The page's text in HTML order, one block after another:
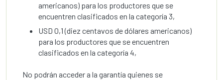
americanos) para los productores que se
encuentren clasificados en la categoría 3,
USD 0,1 (diez centavos de dólares americanos)
para los productores que se encuentren
clasificados en la categoría 4,
No podrán acceder a la garantía quienes se